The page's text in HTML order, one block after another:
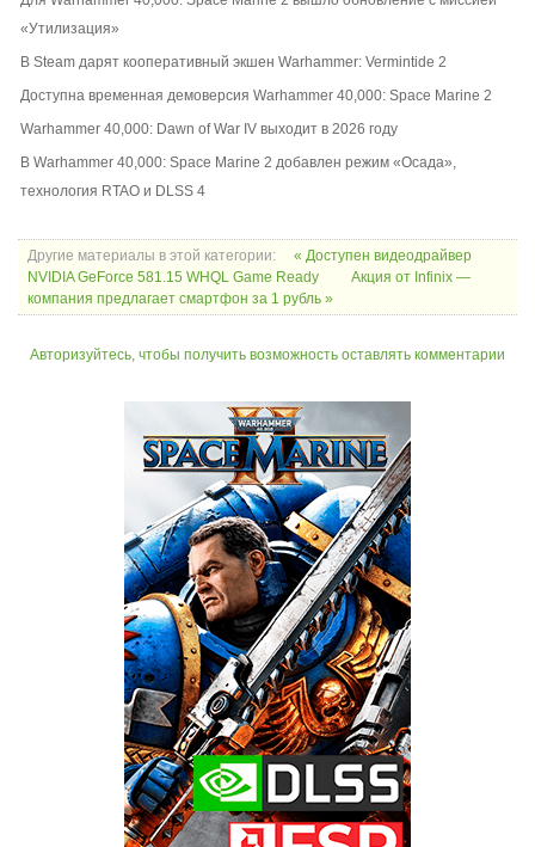
«Утилизация»
В Steam дарят кооперативный экшен Warhammer: Vermintide 2
Доступна временная демоверсия Warhammer 40,000: Space Marine 2
Warhammer 40,000: Dawn of War IV выходит в 2026 году
В Warhammer 40,000: Space Marine 2 добавлен режим «Осада»,
технология RTAO и DLSS 4
Другие материалы в этой категории:
« Доступен видеодрайвер
NVIDIA GeForce 581.15 WHQL Game Ready
Акция от Infinix —
компания предлагает смартфон за 1 рубль »
Авторизуйтесь, чтобы получить возможность оставлять комментарии